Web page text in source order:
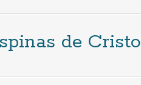
de Cristo